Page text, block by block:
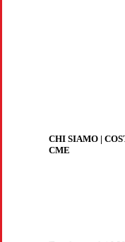
CHI SIAMO |
CME